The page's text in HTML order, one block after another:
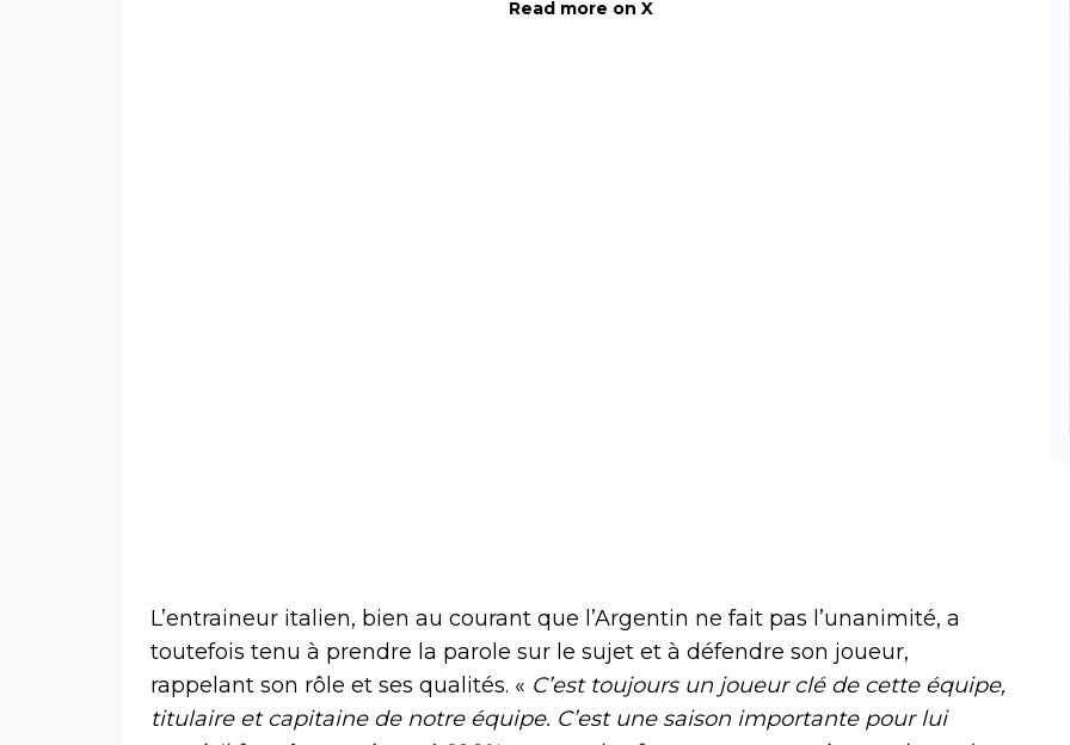
Read more on X
L’entraineur italien, bien au courant que l’Argentin ne fait pas l’unanimité, a
toutefois tenu à prendre la parole sur le sujet et à défendre son joueur,
rappelant son rôle et ses qualités. « C’est toujours un joueur clé de cette équipe,
titulaire et capitaine de notre équipe. C’est une saison importante pour lui